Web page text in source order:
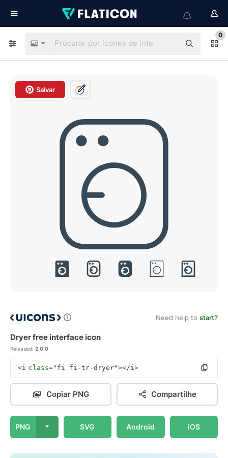
0
Salvar
Need help to start?
Dryer free interface icon
Released: 2.0.0
<i class="fi fi-tr-dryer"></i>
Copiar PNG Compartilhe
PNG SVG Android iOS